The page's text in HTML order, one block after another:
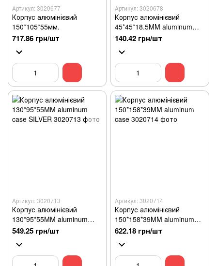
Артикул: 3020677
Корпус алюмінієвий
150*105*55мм.
717.86 грн/шт
Артикул: 3020678
Корпус алюмінієвий
45*45*18.5MM aluminum
case GOLD
140.42 грн/шт
Артикул: 3020713
Корпус алюмінієвий
130*95*55MM aluminum
case SILVER
549.25 грн/шт
Артикул: 3020714
Корпус алюмінієвий
150*158*39MM aluminum
case
622.18 грн/шт